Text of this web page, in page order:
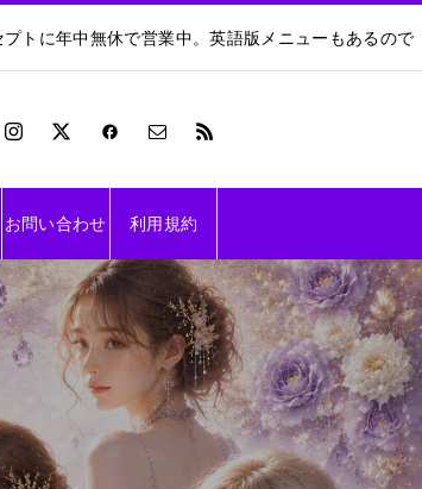
トに年中無休で営業中。英語版メニューもあるので
お問い合わせ 利用規約